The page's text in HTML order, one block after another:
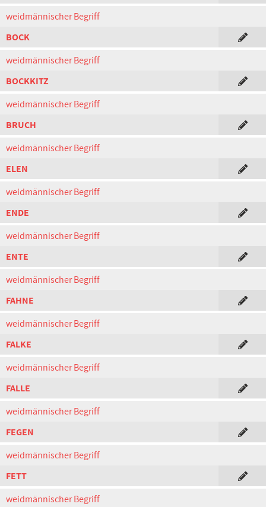
weidmännischer Begriff
BOCK
weidmännischer Begriff
BOCKKITZ
weidmännischer Begriff
BRUCH
weidmännischer Begriff
ELEN
weidmännischer Begriff
ENDE
weidmännischer Begriff
ENTE
weidmännischer Begriff
FAHNE
weidmännischer Begriff
FALKE
weidmännischer Begriff
FALLE
weidmännischer Begriff
FEGEN
weidmännischer Begriff
FETT
weidmännischer Begriff